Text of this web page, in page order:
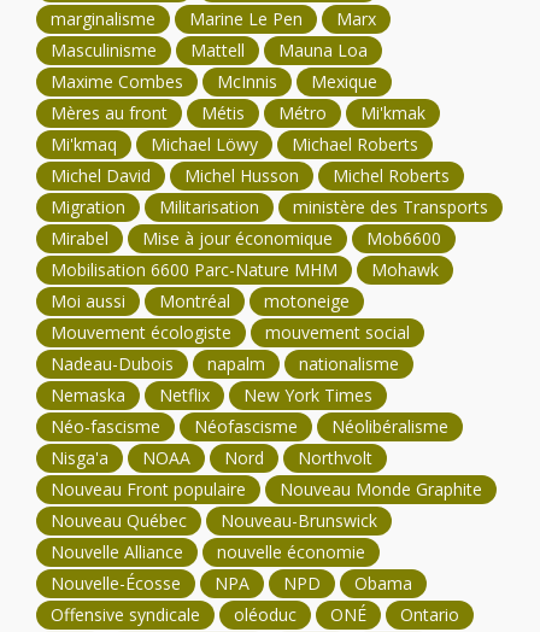
marginalisme
Marine Le Pen
Marx
Masculinisme
Mattell
Mauna Loa
Maxime Combes
McInnis
Mexique
Mères au front
Métis Métro
Mi'kmak
Mi'kmaq
Michael Löwy
Michael Roberts
Michel David
Michel Husson
Michel Roberts
Migration
Militarisation
ministère des Transports
Mirabel
Mise à jour économique
Mob6600
Mobilisation 6600 Parc-Nature MHM
Mohawk
Moi aussi
Montréal
motoneige
Mouvement écologiste
mouvement social
Nadeau-Dubois
napalm
nationalisme
Nemaska
Netflix
New York Times
Néo-fascisme
Néofascisme
Néolibéralisme
Nisga'a
NOAA Nord
Northvolt
Nouveau Front populaire
Nouveau Monde Graphite
Nouveau Québec
Nouveau-Brunswick
Nouvelle Alliance
nouvelle économie
Nouvelle-Écosse
NPA NPD
Obama
Offensive syndicale
oléoduc ONÉ
Ontario